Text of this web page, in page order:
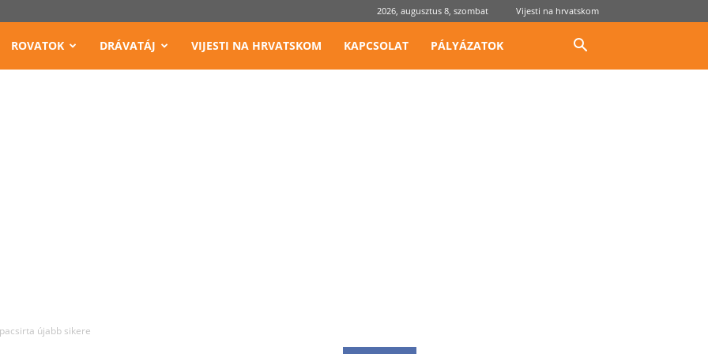
2026, augusztus 8, szombat Vijesti na hrvatskom
ROVATOK DRÁVATÁJ VIJESTI NA HRVATSKOM KAPCSOLAT PÁLYÁZATOK
újabb sikere